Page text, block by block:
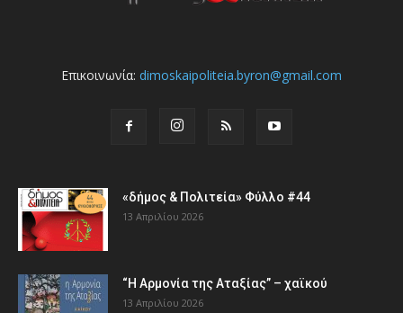
Επικοινωνία: dimoskaipoliteia.byron@gmail.com
«δήμος & Πολιτεία» Φύλλο #44
13 Απριλίου 2026
“Η Αρμονία της Αταξίας” – χαϊκού
13 Απριλίου 2026